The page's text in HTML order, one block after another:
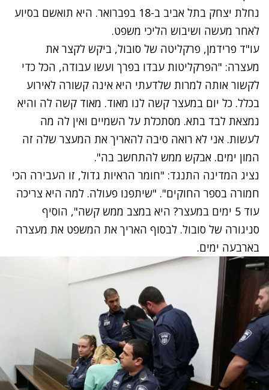
נחלת יצחק בתל אביב ב-18 בפברואר. היא תואשם בסיוע
לאחר מעשה ושיבוש הליכי משפט.
עו"ד פרידמן, פרקליטה של סובול, ביקש לקצר את
מעצרה: "הפרקליטות עבדו בפרך ועשו עבודה, הכל כדי
לקשור אותה למרות שלדעתי היא אינה קשורה לאירוע
בכלל. כל יום במעצר קשה לנו מאוד. מאוד קשה לה והיא
נמצאת לבד בתא. מסתכלת על השמיים ואין לה מה
לעשות. אני לא רואה סיבה להאריך את המעצר שלה זה
המון ימים. אבקש ממש להתחשב בה".
נציג המדינה התנגד: "חומר הראיות גדול, זו העבירה הכי
חמורה בספר החוקים". "שיתפנו פעולה. למה היא צריכה
עוד 5 ימים במעצר? היא במצב ממש קשה", הוסיף
סניגורה של סובול. לבסוף האריך את המשפט את מעצרה
בארבעה ימים.